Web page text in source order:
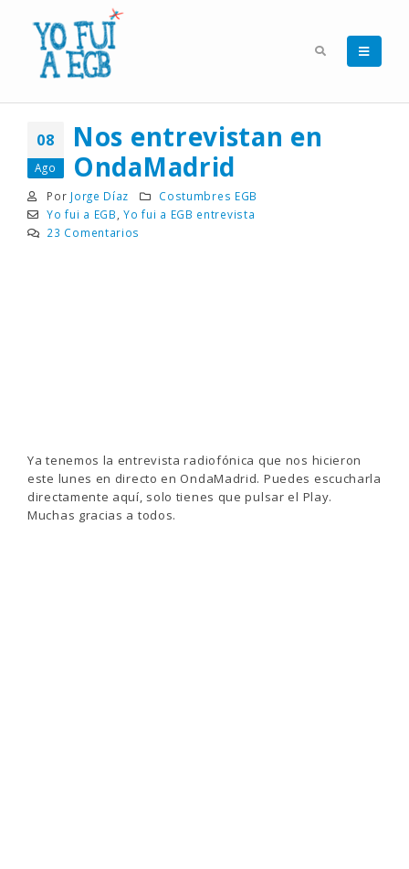
08
Ago
Nos entrevistan en
OndaMadrid
Por Jorge Díaz
Costumbres EGB
Yo fui a EGB ,Yo fui a EGB entrevista
23 Comentarios
Ya tenemos la entrevista radiofónica que nos hicieron
este lunes en directo en OndaMadrid. Puedes escucharla
directamente aquí, solo tienes que pulsar el Play.
Muchas gracias a todos.